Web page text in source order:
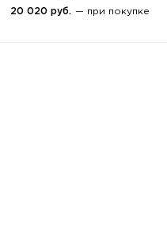
20 020 руб. — при покупке